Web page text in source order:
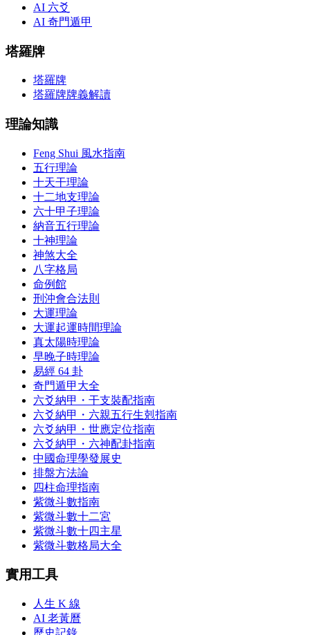
AI 六爻
AI 奇門遁甲
塔羅牌
塔羅牌
塔羅牌牌義解讀
理論知識
Feng Shui 風水指南
五行理論
十天干理論
十二地支理論
六十甲子理論
納音五行理論
十神理論
神煞大全
八字格局
命例館
刑沖會合法則
大運理論
大運起運時間理論
真太陽時理論
早晚子時理論
易經 64 卦
奇門遁甲大全
六爻納甲・干支裝配指南
六爻納甲・六親五行生剋指南
六爻納甲・世應定位指南
六爻納甲・六神配卦指南
中國命理學發展史
排盤方法論
四柱命理指南
紫微斗數指南
紫微斗數十二宮
紫微斗數十四主星
紫微斗數格局大全
實用工具
人生 K 線
AI 老黃曆